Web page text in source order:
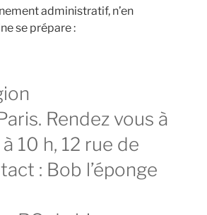
administratif, n’en
se prépare :
Rendez vous à
10 h, 12 rue de
: Bob l’éponge